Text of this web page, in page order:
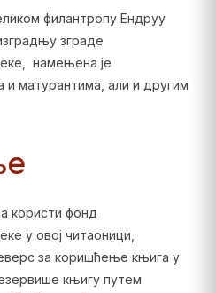
филантропу Ендруу
зграде
намењена је
и матурантима, али и другим
користи фонд
у овој читаоници,
за коришћење књига у
књигу путем